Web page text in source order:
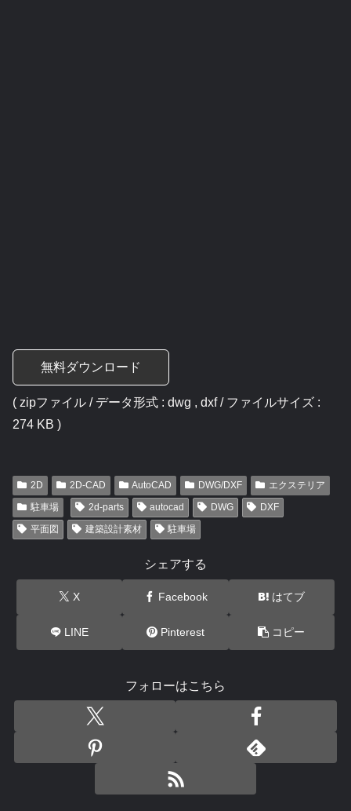
無料ダウンロード
( zipファイル / データ形式 : dwg , dxf / ファイルサイズ :
274 KB )
2D 2D-CAD AutoCAD DWG/DXF
エクステリア
駐車場
2d-parts autocad DWG
DXF
平面図
建築設計素材 駐車場
シェアする
X Facebook はてブ
LINE Pinterest コピー
フォローはこちら